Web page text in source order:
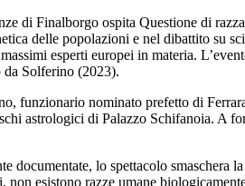
di Finalborgo ospita Questione di
delle popolazioni e nel dibattito su
esperti europei in materia.
da Solferino (2023).
funzionario nominato prefetto di
astrologici di Palazzo Schifanoia. A
documentate, lo spettacolo
esistono razze umane